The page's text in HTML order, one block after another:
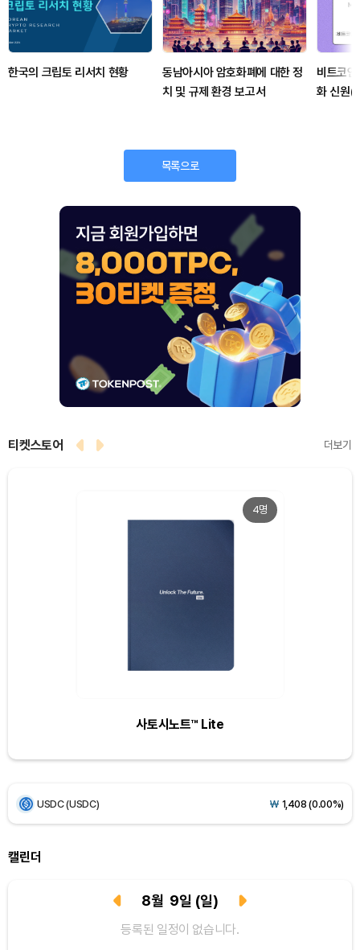
한국의 크립토 리서치 현황
동남아시아 암호화폐에 대한 정
치 및 규제 환경 보고서
비트코
화 신원
목록으로
티켓스토어 더보기
4명
사토시노트™ Lite
XRP (XRP) ₩ 1,463 (-0.19%)
Hyperliquid (HYPE)
캘린더
8월 9일 (일)
등록된 일정이 없습니다.